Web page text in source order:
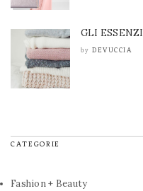
GLI
by DEVUCCIA
CATEGORIE
Fashion + Beauty